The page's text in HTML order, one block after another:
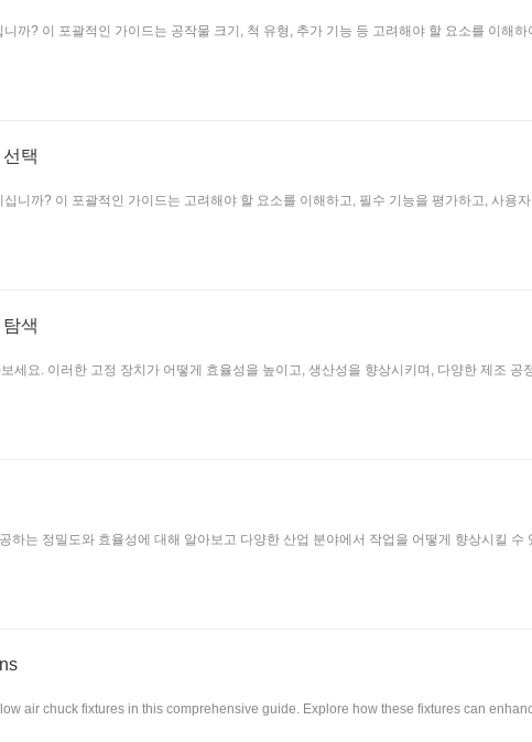
까? 이 포괄적인 가이드는 공작물 크기, 척 유형, 추가 기능 등 고려해야 할 요소를 이해
택
니까? 이 포괄적인 가이드는 고려해야 할 요소를 이해하고, 필수 기능을 평가하고, 사
색
세요. 이러한 고정 장치가 어떻게 효율성을 높이고, 생산성을 향상시키며, 다양한 제조
하는 정밀도와 효율성에 대해 알아보고 다양한 산업 분야에서 작업을 어떻게 향상시킬
air chuck fixtures in this comprehensive guide. Explore how these fixtures can